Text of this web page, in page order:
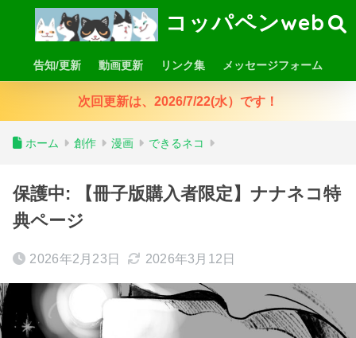
コッパペンweb
告知/更新 動画更新 リンク集 メッセージフォーム
次回更新は、2026/7/22(水）です！
ホーム 創作 漫画 できるネコ
保護中: 【冊子版購入者限定】ナナネコ特
典ページ
2026年2月23日 2026年3月12日